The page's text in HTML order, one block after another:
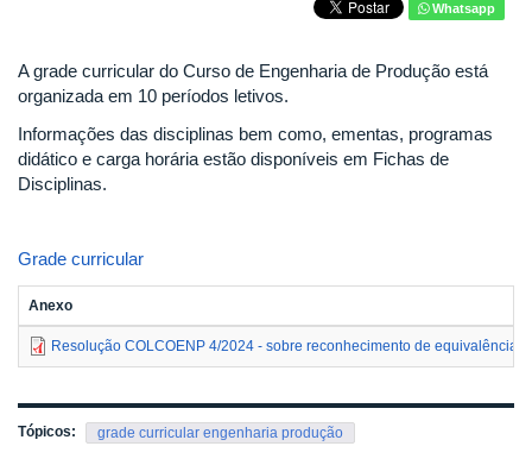
Whatsapp
A grade curricular do Curso de Engenharia de Produção está
organizada em 10 períodos letivos.
Informações das disciplinas bem como, ementas, programas
didático e carga horária estão disponíveis em Fichas de
Disciplinas.
Grade curricular
Anexo
Resolução COLCOENP 4/2024 - sobre reconhecimento de equivalência
Tópicos: grade curricular engenharia produção